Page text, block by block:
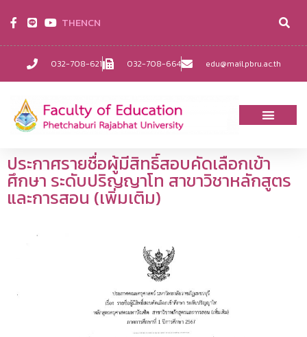
032-708-621 032-708-664 edu@mail.pbru.ac.th
THENCN
ประกาศรายชื่อผู้มีสิทธิ์สอบคัดเลือกเข้า
ศึกษา ระดับปริญญาโท สาขาวิชาหลักสูตร
และการสอน (เพิ่มเติม)